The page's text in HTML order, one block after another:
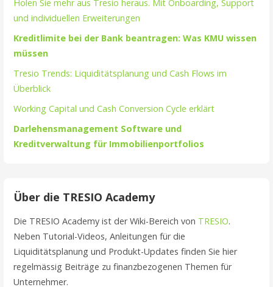
Holen Sie mehr aus Tresio heraus. Mit Onboarding, Support
und individuellen Erweiterungen
Kreditlimite bei der Bank beantragen: Was KMU wissen
müssen
Tresio Trends: Liquiditätsplanung und Cash Flows im
Überblick
Working Capital und Cash Conversion Cycle erklärt
Darlehensmanagement Software und
Kreditverwaltung für Immobilienportfolios
Über die TRESIO Academy
Die TRESIO Academy ist der Wiki-Bereich von TRESIO.
Neben Tutorial-Videos, Anleitungen für die
Liquiditätsplanung und Produkt-Updates finden Sie hier
regelmässig Beiträge zu finanzbezogenen Themen für
Unternehmer.